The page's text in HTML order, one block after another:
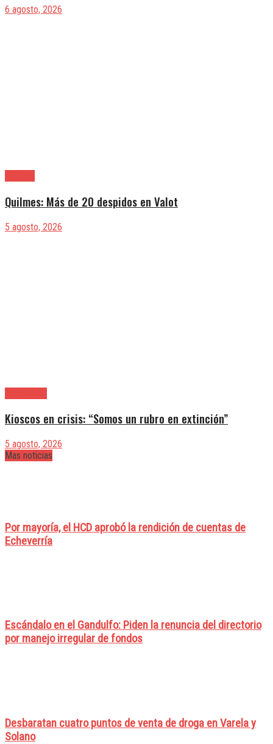
6 agosto, 2026
Quilmes: Más de 20 despidos en Valot
5 agosto, 2026
Kioscos en crisis: “Somos un rubro en extinción”
5 agosto, 2026
Mas noticias
Por mayoría, el HCD aprobó la rendición de cuentas de
Echeverría
Escándalo en el Gandulfo: Piden la renuncia del directorio
por manejo irregular de fondos
Desbaratan cuatro puntos de venta de droga en Varela y
Solano